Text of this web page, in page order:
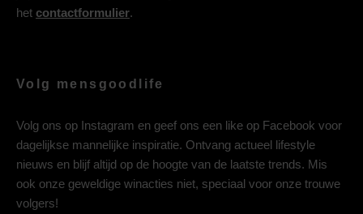
het contactformulier.
Volg mensgoodlife
Volg ons op Instagram en geef ons een like op Facebook voor
dagelijkse mannelijke inspiratie. Ontvang actueel lifestyle
nieuws en blijf altijd op de hoogte van de laatste trends. Mis
ook onze geweldige winacties niet, speciaal voor onze trouwe
volgers!